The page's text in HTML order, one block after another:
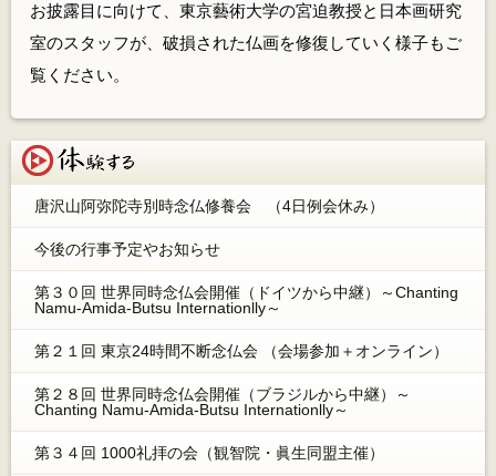
お披露目に向けて、東京藝術大学の宮迫教授と日本画研究
室のスタッフが、破損された仏画を修復していく様子もご
覧ください。
唐沢山阿弥陀寺別時念仏修養会 （4日例会休み）
今後の行事予定やお知らせ
第３０回 世界同時念仏会開催（ドイツから中継）～Chanting
Namu-Amida-Butsu Internationlly～
第２１回 東京24時間不断念仏会 （会場参加＋オンライン）
第２８回 世界同時念仏会開催（ブラジルから中継）～
Chanting Namu-Amida-Butsu Internationlly～
第３４回 1000礼拝の会（観智院・眞生同盟主催）